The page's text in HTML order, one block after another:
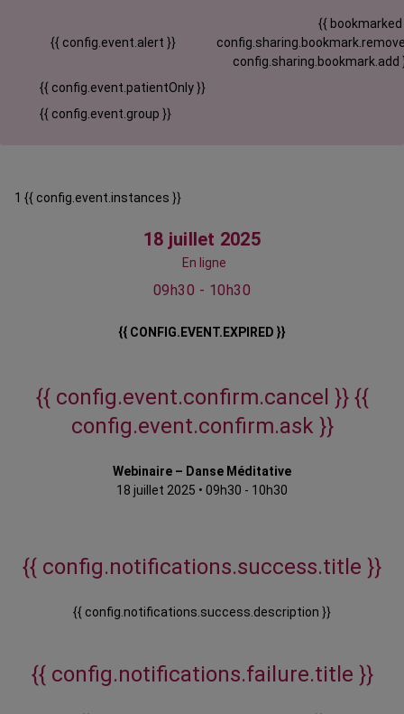
{{ config.event.alert }}
{{ bookmarked
config.sharing.bookmark.add
{{ config.event.patientOnly }}
{{ config.event.group }}
1 {{ config.event.instances }}
18 juillet 2025
En ligne
09h30 - 10h30
{{ CONFIG.EVENT.EXPIRED }}
{{ config.event.confirm.cancel }} {{
config.event.confirm.ask }}
Webinaire – Danse Méditative
18 juillet 2025 • 09h30 - 10h30
{{ config.notifications.success.title }}
{{ config.notifications.success.description }}
{{ config.notifications.failure.title }}